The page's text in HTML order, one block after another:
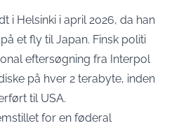
i Helsinki i april 2026, da han
et fly til Japan. Finsk politi
eftersøgning fra Interpol
på hver 2 terabyte, inden
til USA.
for en føderal